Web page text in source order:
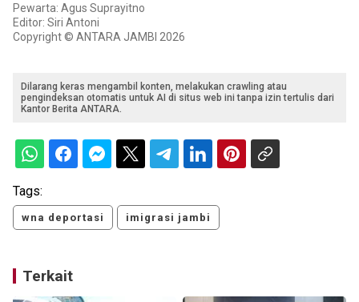
Pewarta: Agus Suprayitno
Editor: Siri Antoni
Copyright © ANTARA JAMBI 2026
Dilarang keras mengambil konten, melakukan crawling atau
pengindeksan otomatis untuk AI di situs web ini tanpa izin tertulis dari
Kantor Berita ANTARA.
Tags:
wna deportasi imigrasi jambi
Terkait